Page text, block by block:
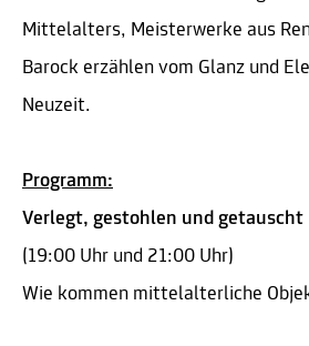
Mittelalters, Meisterwerke aus
Barock erzählen vom Glanz und
Neuzeit.
Programm:
Verlegt, gestohlen und getauscht
(19:00 Uhr und 21:00 Uhr)
Wie kommen mittelalterliche